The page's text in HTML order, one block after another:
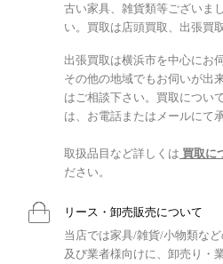
古い家具、雑貨類等ございま
い。買取は店頭買取、出張買
出張買取は横浜市を中心にお
その他の地域でもお伺いが出
はご相談下さい。買取につい
は、お電話またはメールにて
取扱品目など詳しくは 買取に
ださい。
リース・卸売販売について
当店では家具/雑貨/小物類な
及び業者様向けに、卸売り・